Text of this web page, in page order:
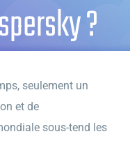
?
seulement un
et de
sous-tend les